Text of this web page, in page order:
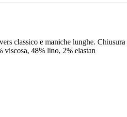
classico e maniche lunghe.
viscosa, 48% lino, 2% elastan